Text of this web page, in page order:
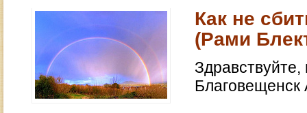
Как не
(Рами
Здравствуйте,
Благовещенск